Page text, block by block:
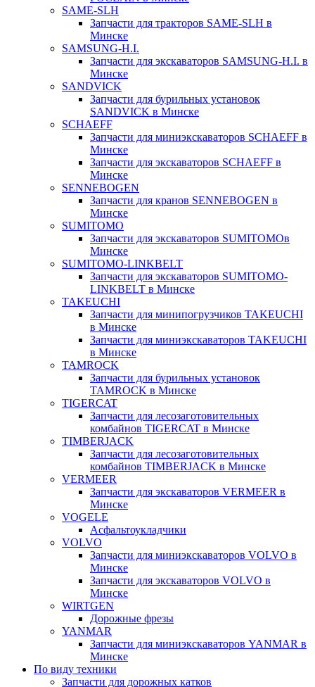
SAME-SLH
Запчасти для тракторов SAME-SLH в
Минске
SAMSUNG-H.I.
Запчасти для экскаваторов SAMSUNG-H.I. в
Минске
SANDVICK
Запчасти для бурильных установок
SANDVICK в Минске
SCHAEFF
Запчасти для миниэкскаваторов SCHAEFF в
Минске
Запчасти для экскаваторов SCHAEFF в
Минске
SENNEBOGEN
Запчасти для кранов SENNEBOGEN в
Минске
SUMITOMO
Запчасти для экскаваторов SUMITOMOв
Минске
SUMITOMO-LINKBELT
Запчасти для экскаваторов SUMITOMO-
LINKBELT в Минске
TAKEUCHI
Запчасти для минипогрузчиков TAKEUCHI
в Минске
Запчасти для миниэкскаваторов TAKEUCHI
в Минске
TAMROCK
Запчасти для бурильных установок
TAMROCK в Минске
TIGERCAT
Запчасти для лесозаготовительных
комбайнов TIGERCAT в Минске
TIMBERJACK
Запчасти для лесозаготовительных
комбайнов TIMBERJACK в Минске
VERMEER
Запчасти для экскаваторов VERMEER в
Минске
VOGELE
Асфальтоукладчики
VOLVO
Запчасти для миниэкскаваторов VOLVO в
Минске
Запчасти для экскаваторов VOLVO в
Минске
WIRTGEN
Дорожные фрезы
YANMAR
Запчасти для миниэкскаваторов YANMAR в
Минске
По виду техники
Запчасти для дорожных катков